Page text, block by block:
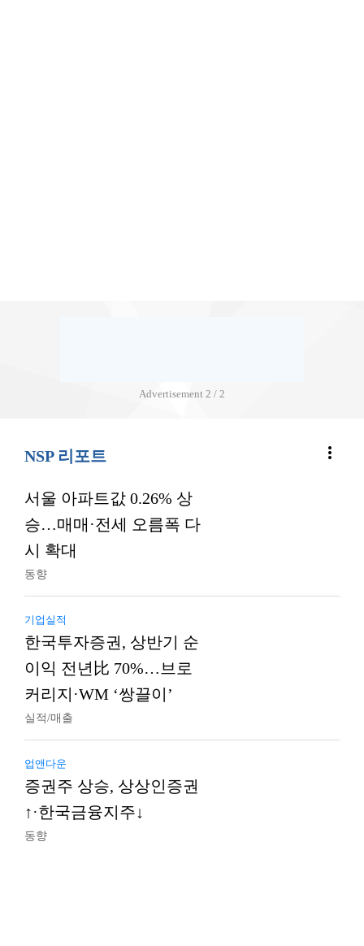
Advertisement 2 / 2
NSP 리포트 more_vert
서울 아파트값 0.26% 상
승…매매·전세 오름폭 다
시 확대
동향
기업실적
한국투자증권, 상반기 순
이익 전년比 70%…브로
커리지·WM ‘쌍끌이’
실적/매출
업앤다운
증권주 상승, 상상인증권
↑·한국금융지주↓
동향